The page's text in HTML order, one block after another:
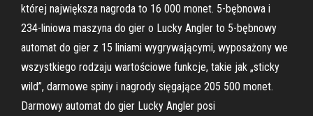
której największa nagroda to 16 000 monet. 5-bębnowa i
234-liniowa maszyna do gier o Lucky Angler to 5-bębnowy
automat do gier z 15 liniami wygrywającymi, wyposażony we
wszystkiego rodzaju wartościowe funkcje, takie jak „sticky
wild”, darmowe spiny i nagrody sięgające 205 500 monet.
Darmowy automat do gier Lucky Angler posi